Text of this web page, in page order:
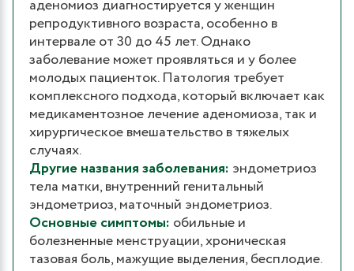
аденомиоз диагностируется у женщин
репродуктивного возраста, особенно в
интервале от 30 до 45 лет. Однако
заболевание может проявляться и у более
молодых пациенток. Патология требует
комплексного подхода, который включает как
медикаментозное лечение аденомиоза, так и
хирургическое вмешательство в тяжелых
случаях.
Другие названия заболевания: эндометриоз
тела матки, внутренний генитальный
эндометриоз, маточный эндометриоз.
Основные симптомы: обильные и
болезненные менструации, хроническая
тазовая боль, мажущие выделения, бесплодие.